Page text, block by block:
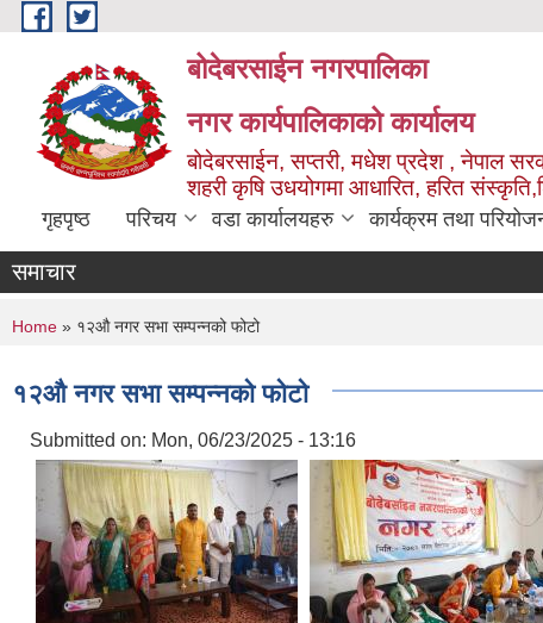
Skip to main content
बोदेबरसाईन नगरपालिका
नगर कार्यपालिकाको कार्यालय
बोदेबरसाईन, सप्तरी, मधेश प्रदेश , नेपाल
शहरी कृषि उधयोगमा आधारित, हरित
गृहपृष्ठ परिचय वडा कार्यालयहरु कार्यक्रम तथा
समाचार
You are here
Home » १२औ नगर सभा सम्पन्नको फोटो
१२औ नगर सभा सम्पन्नको फोटो
Submitted on: Mon, 06/23/2025 - 13:16